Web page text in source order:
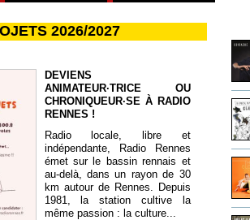
2026/2027
DEVIENS
ANIMATEUR·TRICE OU
CHRONIQUEUR·SE À RADIO
RENNES !
Radio locale, libre et
indépendante, Radio Rennes
émet sur le bassin rennais et
au-delà, dans un rayon de 30
km autour de Rennes. Depuis
1981, la station cultive la
même passion : la culture...